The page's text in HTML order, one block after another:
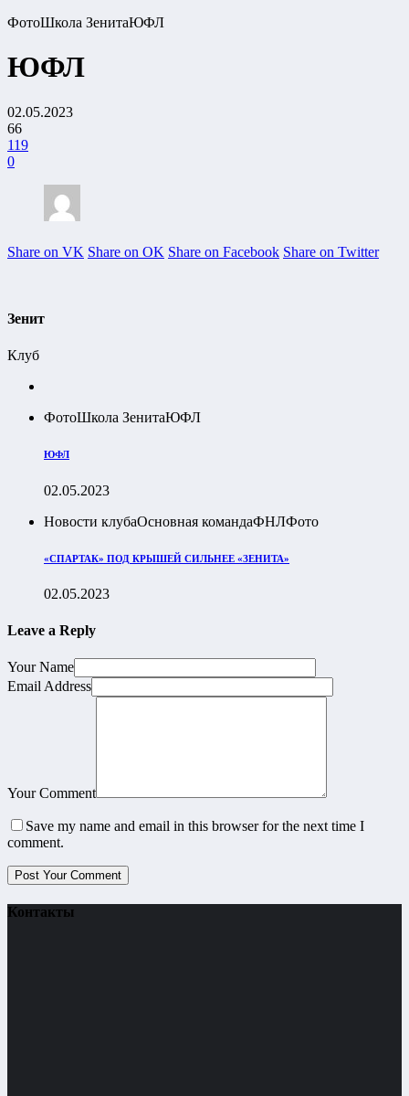
ФотоШкола ЗенитаЮФЛ
ЮФЛ
02.05.2023
66
119
0
Share on VK Share on OK Share on Facebook Share on Twitter
Зенит
Клуб
ФотоШкола ЗенитаЮФЛ
ЮФЛ
02.05.2023
Новости клубаОсновная командаФНЛФото
«СПАРТАК» ПОД КРЫШЕЙ СИЛЬНЕЕ «ЗЕНИТА»
02.05.2023
Leave a Reply
Your Name
Email Address
Your Comment
Save my name and email in this browser for the next time I
comment.
Контакты